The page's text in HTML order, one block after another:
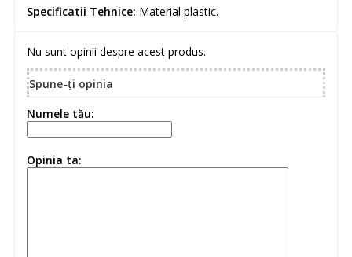
Specificatii Tehnice: Material plastic.
Nu sunt opinii despre acest produs.
Spune-ţi opinia
Numele tău:
Opinia ta: